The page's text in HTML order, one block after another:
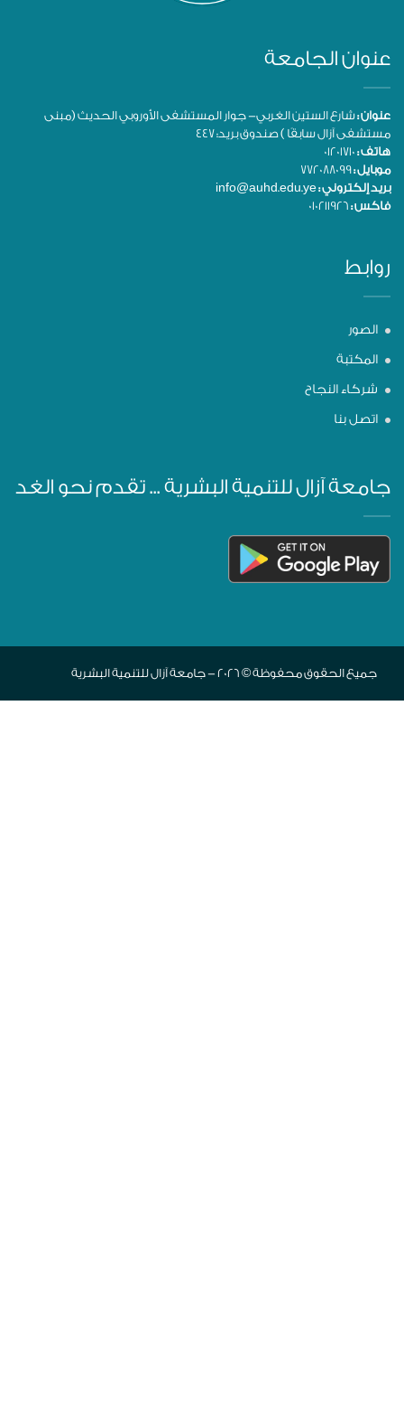
عنوان الجامعة
عنوان :شارع الستين الغربي- جوار المستشفى الأوروبي الحديث (مبنى
مستشفى آزال سابقًا ) صندوق بريد: 447
هاتف :
موبايل :
بريد إلكتروني :
فاكس :
روابط
الصور
المكتبة
شركاء النجاح
اتصل بنا
جامعة آزال للتنمية البشرية ... تقدم نحو الغد
جميع الحقوق محفوظة © 2026 - جامعة آزال للتنمية البشرية